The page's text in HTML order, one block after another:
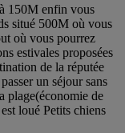
150M enfin vous
situé 500M où vous
où vous pourrez
estivales proposées
de la réputée
un séjour sans
plage(économie de
loué Petits chiens